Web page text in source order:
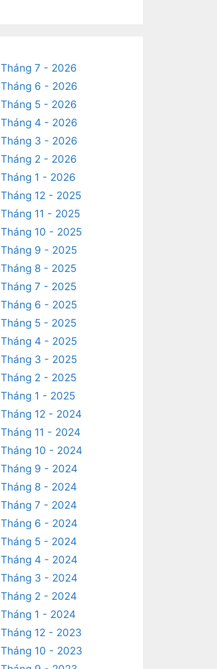
Tháng 7 - 2026
Tháng 6 - 2026
Tháng 5 - 2026
Tháng 4 - 2026
Tháng 3 - 2026
Tháng 2 - 2026
Tháng 1 - 2026
Tháng 12 - 2025
Tháng 11 - 2025
Tháng 10 - 2025
Tháng 9 - 2025
Tháng 8 - 2025
Tháng 7 - 2025
Tháng 6 - 2025
Tháng 5 - 2025
Tháng 4 - 2025
Tháng 3 - 2025
Tháng 2 - 2025
Tháng 1 - 2025
Tháng 12 - 2024
Tháng 11 - 2024
Tháng 10 - 2024
Tháng 9 - 2024
Tháng 8 - 2024
Tháng 7 - 2024
Tháng 6 - 2024
Tháng 5 - 2024
Tháng 4 - 2024
Tháng 3 - 2024
Tháng 2 - 2024
Tháng 1 - 2024
Tháng 12 - 2023
Tháng 10 - 2023